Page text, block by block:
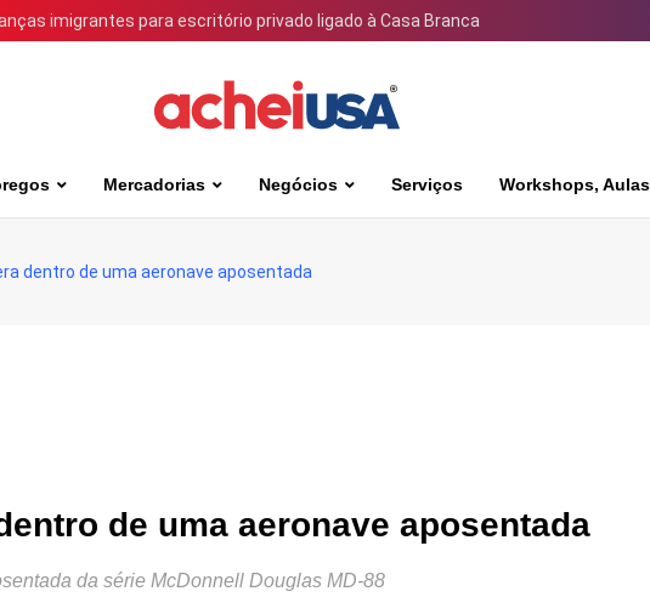
imigrantes para escritório privado ligado à Casa Branca
Mercadorias Negócios Serviços Workshops,
dentro de uma aeronave aposentada
de uma aeronave aposentada
da série McDonnell Douglas MD-88